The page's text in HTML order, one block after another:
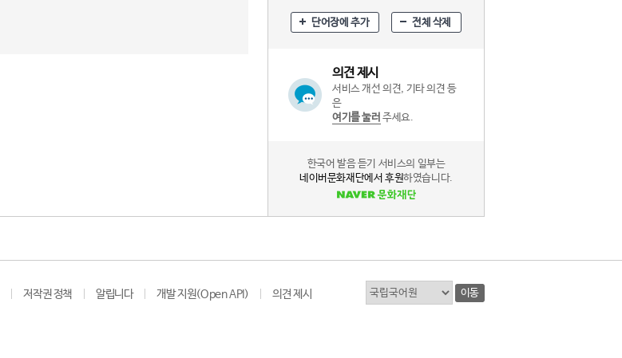
단어장에 추가 전체 삭제
의견 제시
서비스 개선 의견, 기타 의견 등
은
여기를 눌러 주세요.
한국어 발음 듣기 서비스의 일부는
네이버문화재단에서 후원하였습니다.
저작권 정책 알립니다 개발 지원(Open API) 의견 제시 이동